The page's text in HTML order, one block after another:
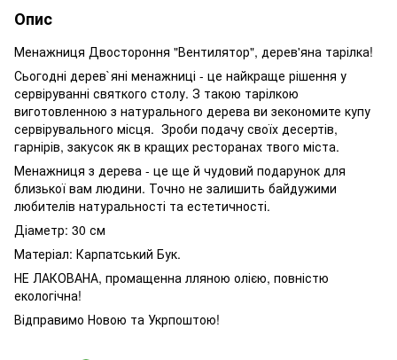
Опис
Менажниця Двостороння "Вентилятор", дерев'яна тарілка!
Сьогодні дерев`яні менажниці - це найкраще рішення у
сервіруванні святкого столу. З такою тарілкою
виготовленною з натурального дерева ви зекономите купу
сервірувального місця. Зроби подачу своїх десертів,
гарнірів, закусок як в кращих ресторанах твого міста.
Менажниця з дерева - це ще й чудовий подарунок для
близької вам людини. Точно не залишить байдужими
любителів натуральності та естетичності.
Діаметр: 30 см
Матеріал: Карпатський Бук.
НЕ ЛАКОВАНА, промащенна лляною олією, повністю
екологічна!
Відправимо Новою та Укрпоштою!